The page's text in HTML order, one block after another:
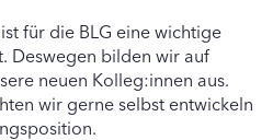
für die BLG eine wichtige
Deswegen bilden wir auf
neuen Kolleg:innen aus.
wir gerne selbst entwickeln